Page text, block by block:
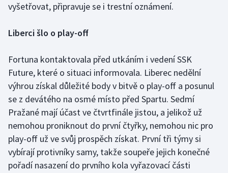
Plavání
Plážový volejbal
Ragby
Rychlobruslení
Rychlostní kanoistika
Short track
Sportovní střelba
vyšetřovat, připravuje se i trestní oznámení.
Liberci šlo o play-off
Fortuna kontaktovala před utkáním i vedení SSK
Future, které o situaci informovala. Liberec nedělní
výhrou získal důležité body v bitvě o play-off a posunul
se z devátého na osmé místo před Spartu. Sedmí
Pražané mají účast ve čtvrtfinále jistou, a jelikož už
nemohou proniknout do první čtyřky, nemohou nic pro
play-off už ve svůj prospěch získat. První tři týmy si
vybírají protivníky samy, takže soupeře jejich konečné
pořadí nasazení do prvního kola vyřazovací části